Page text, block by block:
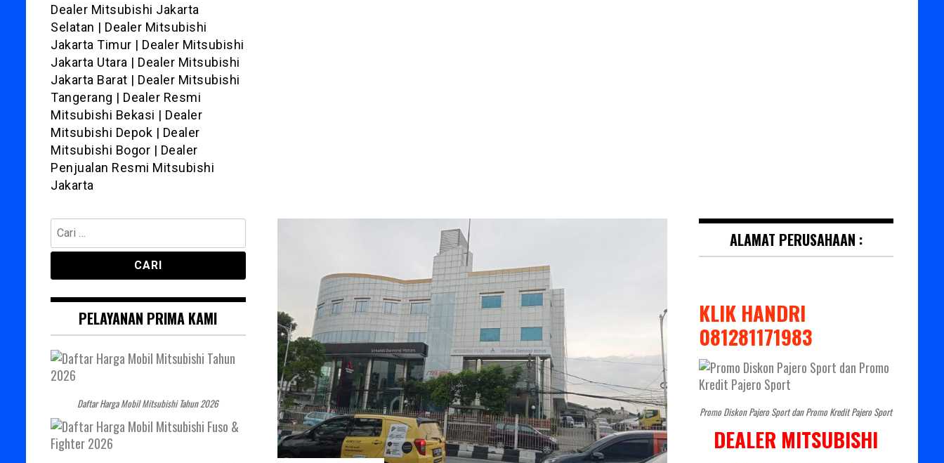
Dealer Mitsubishi Jakarta
Selatan | Dealer Mitsubishi
Jakarta Timur | Dealer Mitsubishi
Jakarta Utara | Dealer Mitsubishi
Jakarta Barat | Dealer Mitsubishi
Tangerang | Dealer Resmi
Mitsubishi Bekasi | Dealer
Mitsubishi Depok | Dealer
Mitsubishi Bogor | Dealer
Penjualan Resmi Mitsubishi
Jakarta
Cari
untuk:
PELAYANAN PRIMA KAMI
Daftar Harga Mobil Mitsubishi Tahun 2026
ALAMAT PERUSAHAAN :
KLIK HANDRI
081281171983
Promo Diskon Pajero Sport dan Promo Kredit Pajero Sport
DEALER MITSUBISHI